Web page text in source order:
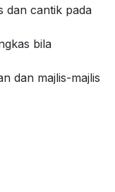
dan cantik pada
bila
dan majlis-majlis